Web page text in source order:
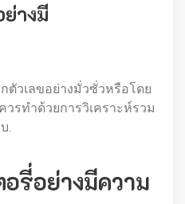
ย่างมี
ตัวเลขอย่างมั่วซั่วหรือโดย
รทำด้วยการวิเคราะห์รวม
.
อรี่อย่างมีความ